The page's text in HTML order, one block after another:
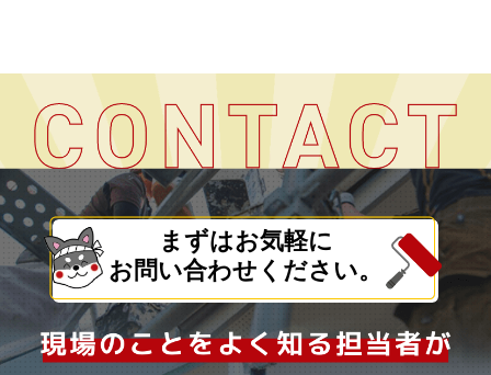
まずはお気軽に
お問い合わせください。